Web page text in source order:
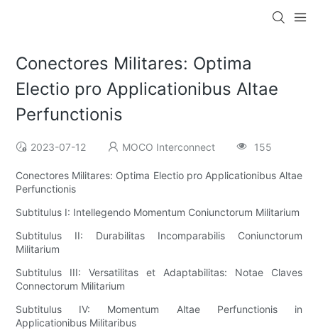
Conectores Militares: Optima
Electio pro Applicationibus Altae
Perfunctionis
2023-07-12 MOCO Interconnect 155
Conectores Militares: Optima Electio pro Applicationibus Altae
Perfunctionis
Subtitulus I: Intellegendo Momentum Coniunctorum Militarium
Subtitulus II: Durabilitas Incomparabilis Coniunctorum
Militarium
Subtitulus III: Versatilitas et Adaptabilitas: Notae Claves
Connectorum Militarium
Subtitulus IV: Momentum Altae Perfunctionis in
Applicationibus Militaribus